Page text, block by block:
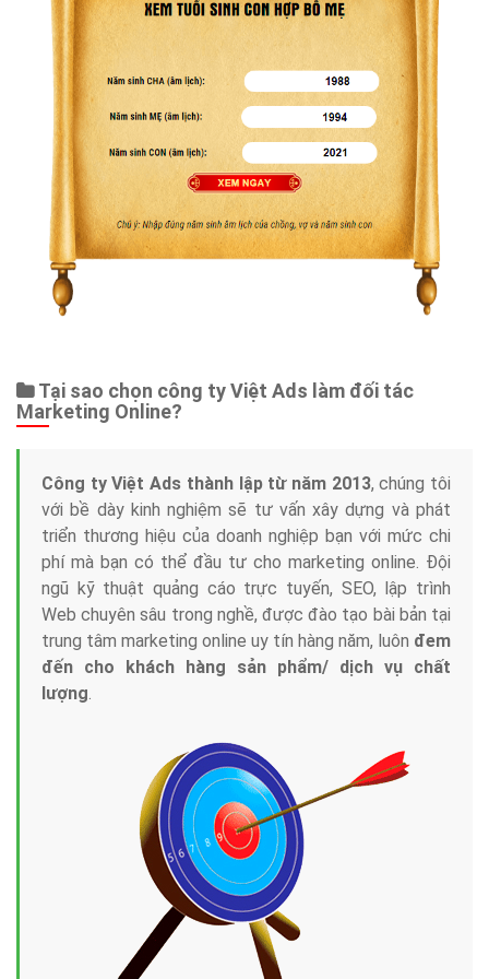
Tại sao chọn công ty Việt Ads làm đối tác
Marketing Online?
Công ty Việt Ads thành lập từ năm 2013, chúng tôi
với bề dày kinh nghiệm sẽ tư vấn xây dựng và phát
triển thương hiệu của doanh nghiệp bạn với mức chi
phí mà bạn có thể đầu tư cho marketing online. Đội
ngũ kỹ thuật quảng cáo trực tuyến, SEO, lập trình
Web chuyên sâu trong nghề, được đào tạo bài bản tại
trung tâm marketing online uy tín hàng năm, luôn đem
đến cho khách hàng sản phẩm/ dịch vụ chất
lượng.